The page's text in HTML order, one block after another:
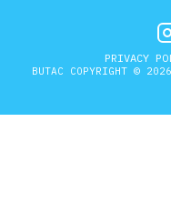
PRIVACY
BUTAC COPYRIGHT ©